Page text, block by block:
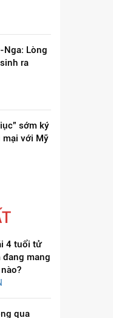
Lòng
ra
sớm ký
với Mỹ
4 tuổi tử
đang mang
qua